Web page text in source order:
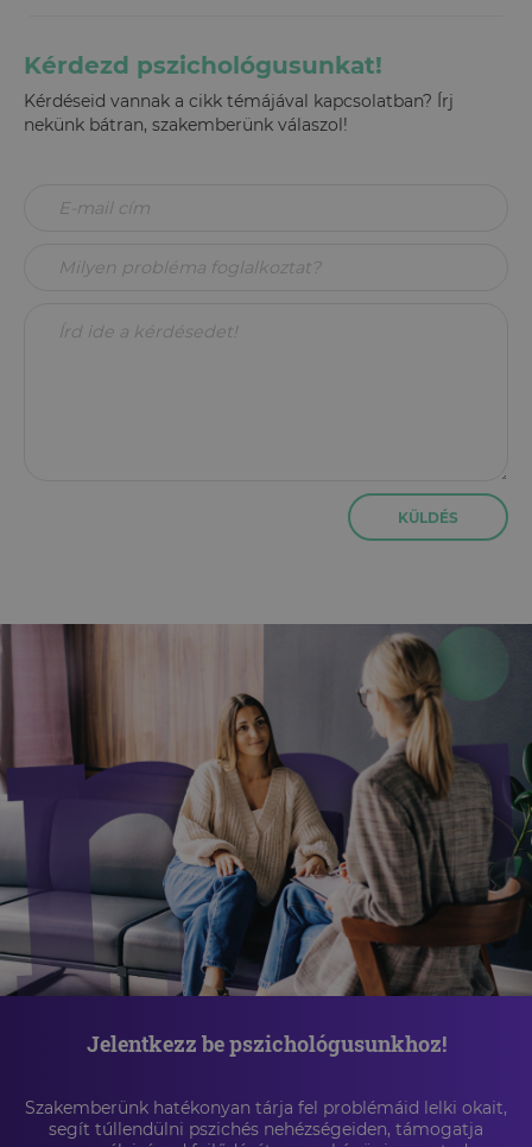
Kérdezd pszichológusunkat!
Kérdéseid vannak a cikk témájával kapcsolatban? Írj
nekünk bátran, szakemberünk válaszol!
KÜLDÉS
Jelentkezz be pszichológusunkhoz!
Szakemberünk hatékonyan tárja fel problémáid lelki okait,
segít túllendülni pszichés nehézségeiden, támogatja